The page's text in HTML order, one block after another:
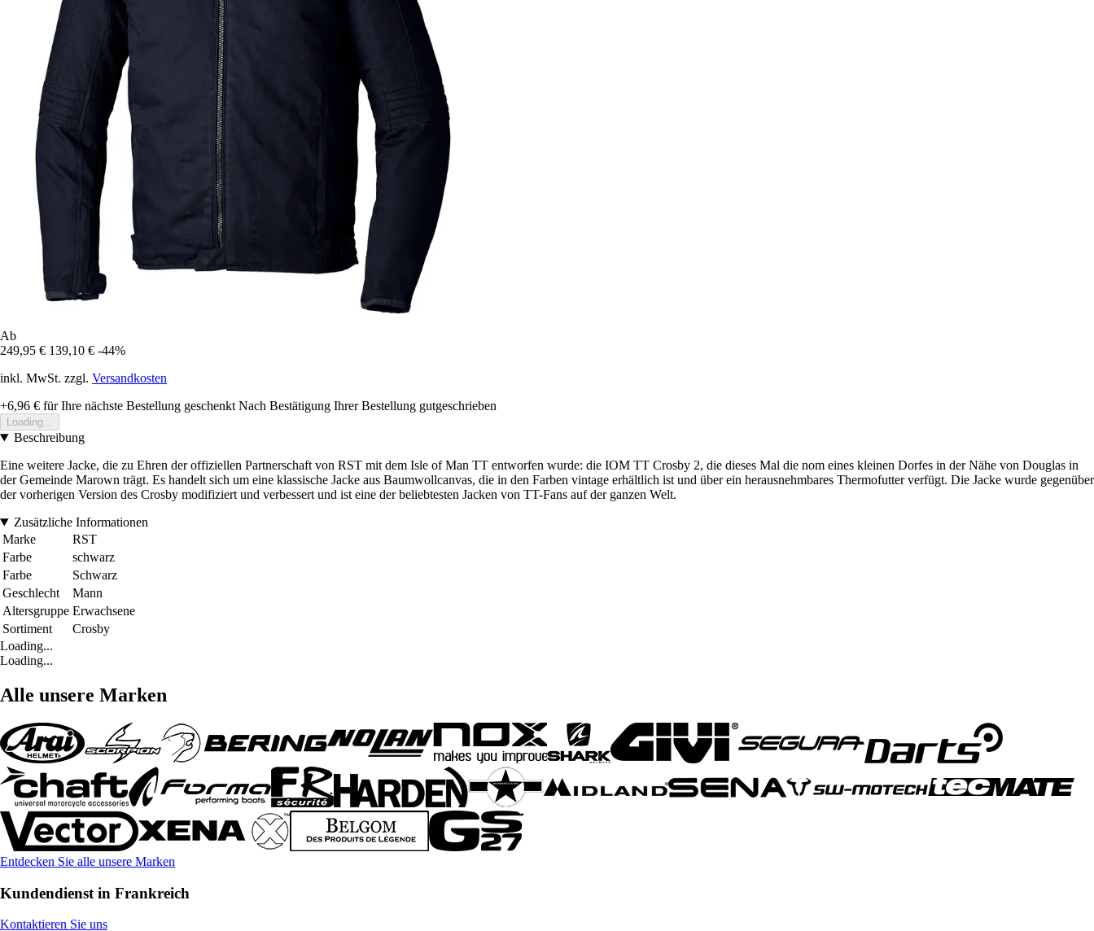
Ab
249,95 € 139,10 € -44%
inkl. MwSt. zzgl. Versandkosten
+6,96 € für Ihre nächste Bestellung geschenkt Nach Bestätigung Ihrer Bestellung gutgeschrieben
Loading...
Beschreibung
Eine weitere Jacke, die zu Ehren der offiziellen Partnerschaft von RST mit dem Isle of Man TT entworfen wurde: die IOM TT Crosby 2, die dieses Mal die nom eines kleinen Dorfes in der Nähe von Douglas in
der Gemeinde Marown trägt. Es handelt sich um eine klassische Jacke aus Baumwollcanvas, die in den Farben vintage erhältlich ist und über ein herausnehmbares Thermofutter verfügt. Die Jacke wurde gegenüber
der vorherigen Version des Crosby modifiziert und verbessert und ist eine der beliebtesten Jacken von TT-Fans auf der ganzen Welt.
Zusätzliche Informationen
Marke
RST
Farbe
schwarz
Farbe
Schwarz
Geschlecht
Mann
Altersgruppe Erwachsene
Sortiment
Crosby
Loading...
Loading...
Alle unsere Marken
Entdecken Sie alle unsere Marken
Kundendienst in Frankreich
Kontaktieren Sie uns